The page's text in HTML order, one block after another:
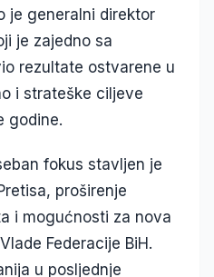
je generalni direktor
je zajedno sa
rezultate ostvarene u
i strateške ciljeve
godine.
fokus stavljen je
proširenje
i mogućnosti za nova
Federacije BiH.
u posljednje